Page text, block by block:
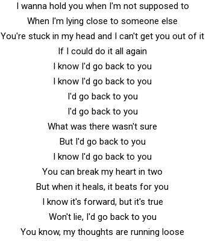
I wanna hold you when I'm not supposed to
When I'm lying close to someone else
You're stuck in my head and I can't get you out of it
If I could do it all again
I know I'd go back to you
I know I'd go back to you
I'd go back to you
I'd go back to you
What was there wasn't sure
But I'd go back to you
I know I'd go back to you
You can break my heart in two
But when it heals, it beats for you
I know it's forward, but it's true
Won't lie, I'd go back to you
You know, my thoughts are running loose